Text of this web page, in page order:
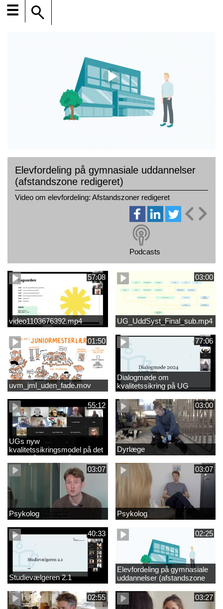
☰
Elevfordeling på gymnasiale uddannelser
(afstandszone redigeret)
Video om elevfordeling: Afstandszoner redigeret
Podcasts
57:08
video1103676392.mp4
03:00
UG_UddSyst_Final_sub.mp4
01:50
uvm_jml_uden_fade.mov
77:06
Dialogmøde om
kvalitetssikring på UG
55:12
UGs nyw
kvalitetssikringsmodel på det
videregående område
03:00
Dyrlæge
03:07
Psykolog
03:07
Psykolog
40:33
Studievælgeren 2.1
02:25
Elevfordeling på gymnasiale
uddannelser (afstandszone
redigeret)
02:55
03:27